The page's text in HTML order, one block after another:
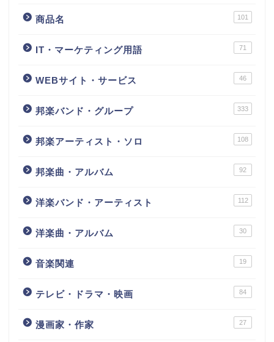
商品名 101
IT・マーケティング用語 71
WEBサイト・サービス 46
邦楽バンド・グループ 333
邦楽アーティスト・ソロ 108
邦楽曲・アルバム 92
洋楽バンド・アーティスト 112
洋楽曲・アルバム 30
音楽関連 19
テレビ・ドラマ・映画 84
漫画家・作家 27